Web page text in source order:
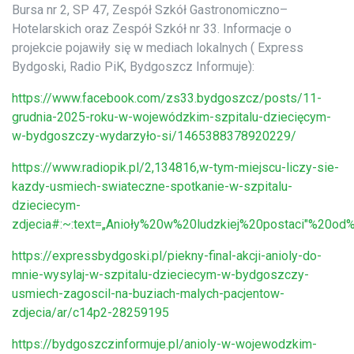
Bursa nr 2, SP 47, Zespół Szkół Gastronomiczno–
Hotelarskich oraz Zespół Szkół nr 33. Informacje o
projekcie pojawiły się w mediach lokalnych ( Express
Bydgoski, Radio PiK, Bydgoszcz Informuje):
https://www.facebook.com/zs33.bydgoszcz/posts/11-
grudnia-2025-roku-w-wojewódzkim-szpitalu-dziecięcym-
w-bydgoszczy-wydarzyło-si/1465388378920229/
https://www.radiopik.pl/2,134816,w-tym-miejscu-liczy-sie-
kazdy-usmiech-swiateczne-spotkanie-w-szpitalu-
dzieciecym-
https://expressbydgoski.pl/piekny-final-akcji-anioly-do-
mnie-wysylaj-w-szpitalu-dzieciecym-w-bydgoszczy-
usmiech-zagoscil-na-buziach-malych-pacjentow-
zdjecia/ar/c14p2-28259195
https://bydgoszczinformuje.pl/anioly-w-wojewodzkim-